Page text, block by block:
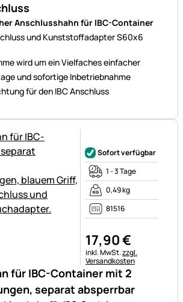
Anschlusshahn für IBC-Container
und Kunststoffadapter S60x6
wird um ein Vielfaches einfacher
und sofortige Inbetriebnahme
für den IBC Anschluss
für IBC-Container mit 2
separat absperrbar
Sofort verfügbar
1 - 3 Tage
0,49 kg
81516
17,90€
Steuerhinweis:
inkl. MwSt.zzgl.
Versandkosten